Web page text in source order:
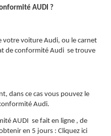
AUDI ?
votre voiture Audi, ou le carnet
de conformité Audi se trouve
dans ce cas vous pouvez le
Audi.
AUDI se fait en ligne , de
en 5 jours : Cliquez ici